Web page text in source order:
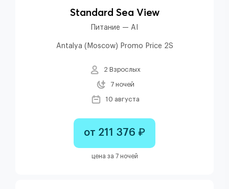
Standard Sea View
Питание — AI
Antalya (Moscow) Promo Price 2S
2 Взрослых
7 ночей
10 августа
от 211 376 ₽
цена за 7 ночей